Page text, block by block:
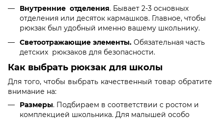
Внутренние отделения. Бывает 2-3 основных
отделения или десяток кармашков. Главное, чтобы
рюкзак был удобный именно вашему школьнику.
Светоотражающие элементы. Обязательная часть
детских рюкзаков для безопасности.
Как выбрать рюкзак для школы
Для того, чтобы выбрать качественный товар обратите
внимание на:
Размеры. Подбираем в соответствии с ростом и
комплекцией школьника. Для малышей особо